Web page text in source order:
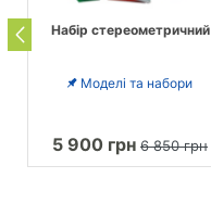
Набір стереометричний
Моделі та набори
5 900 грн 6 850 грн